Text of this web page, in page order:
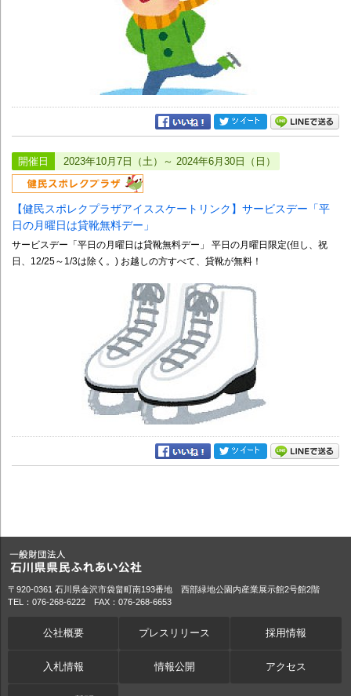
開催日 2023年10月7日（土）～ 2024年6月30日（日）
【健民スポレクプラザアイススケートリンク】サービスデー「平
日の月曜日は貸靴無料デー」
サービスデー「平日の月曜日は貸靴無料デー」 平日の月曜日限定(但し、祝
日、12/25～1/3は除く。) お越しの方すべて、貸靴が無料！
〒920-0361 石川県金沢市袋畠町南193番地 西部緑地公園内産業展示館2号館2階
TEL：076-268-6222 FAX：076-268-6653
公社概要 プレスリリース 採用情報
入札情報 情報公開 アクセス